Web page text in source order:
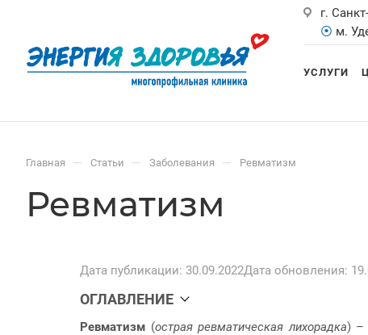
г.
⦿ м.
УСЛУГИ
Главная — Статьи — Заболевания — Ревматизм
Ревматизм
Дата публикации: 30.09.2022Дата обновления:
ОГЛАВЛЕНИЕ
Ревматизм (острая ревматическая лихорадка) –